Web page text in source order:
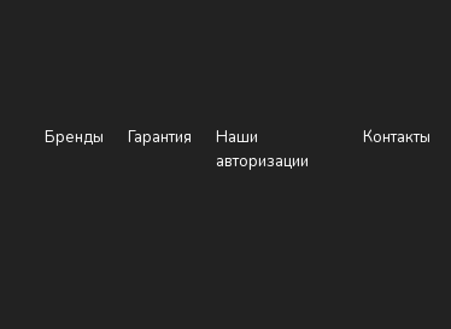
Бренды Гарантия
Наши
авторизации
Контакты